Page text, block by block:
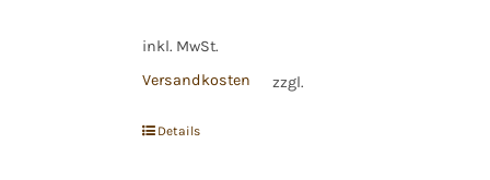
inkl. MwSt.
zzgl.
Versandkosten
Details